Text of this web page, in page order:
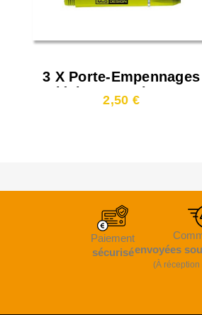
3 X Porte-Empennages
Fléchettes Nylon Vert
Medium
2,50 €
Paiement
sécuriséenvoyées
(À